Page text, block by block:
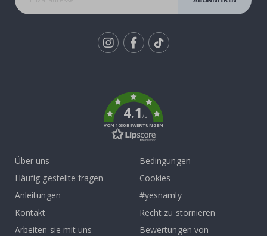
4.1/5
VON 1030 BEWERTUNGEN
Über uns
Häufig gestellte fragen
Anleitungen
Kontakt
Arbeiten sie mit uns
Bedingungen
Cookies
#yesnamly
Recht zu stornieren
Bewertungen von